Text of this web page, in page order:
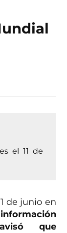
el 11 de
de junio en
que